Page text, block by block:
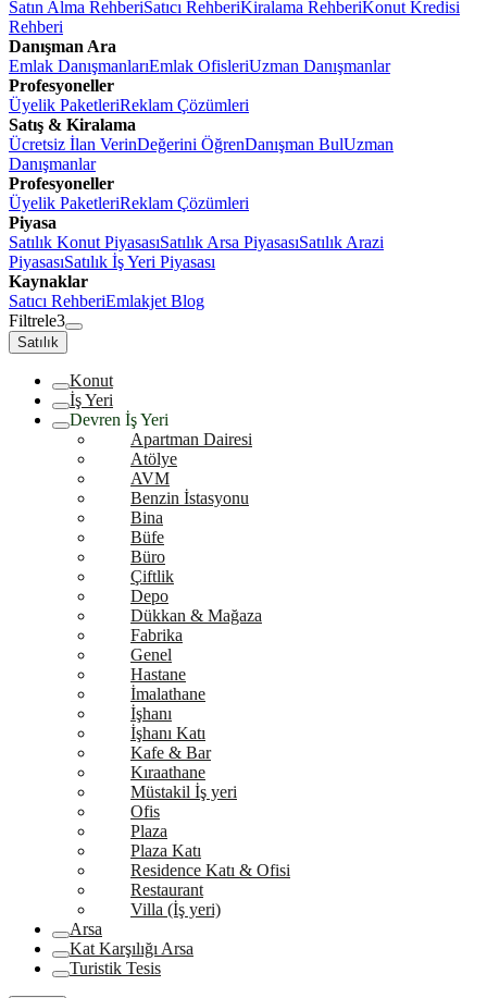
Satın Alma RehberiSatıcı RehberiKiralama RehberiKonut Kredisi
Rehberi
Danışman Ara
Emlak DanışmanlarıEmlak OfisleriUzman Danışmanlar
Profesyoneller
Üyelik PaketleriReklam Çözümleri
Satış & Kiralama
Ücretsiz İlan VerinDeğerini ÖğrenDanışman BulUzman
Danışmanlar
Profesyoneller
Üyelik PaketleriReklam Çözümleri
Piyasa
Satılık Konut PiyasasıSatılık Arsa PiyasasıSatılık Arazi
PiyasasıSatılık İş Yeri Piyasası
Kaynaklar
Satıcı RehberiEmlakjet Blog
Filtrele3
Satılık
Konut
İş Yeri
Devren İş Yeri
Apartman Dairesi
Atölye
AVM
Benzin İstasyonu
Bina
Büfe
Büro
Çiftlik
Depo
Dükkan & Mağaza
Fabrika
Genel
Hastane
İmalathane
İşhanı
İşhanı Katı
Kafe & Bar
Kıraathane
Müstakil İş yeri
Ofis
Plaza
Plaza Katı
Residence Katı & Ofisi
Restaurant
Villa (İş yeri)
Arsa
Kat Karşılığı Arsa
Turistik Tesis